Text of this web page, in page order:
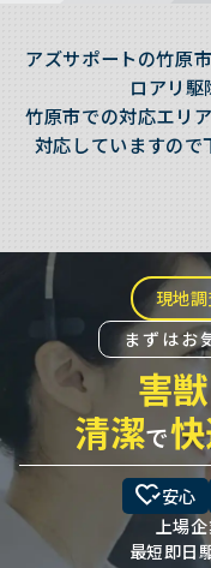
アズサポートの竹原
ロアリ駆
竹原市での対応エリ
対応していますので
現地
まずはお
害獣
清潔で
heart_check安心
上場
最短即日